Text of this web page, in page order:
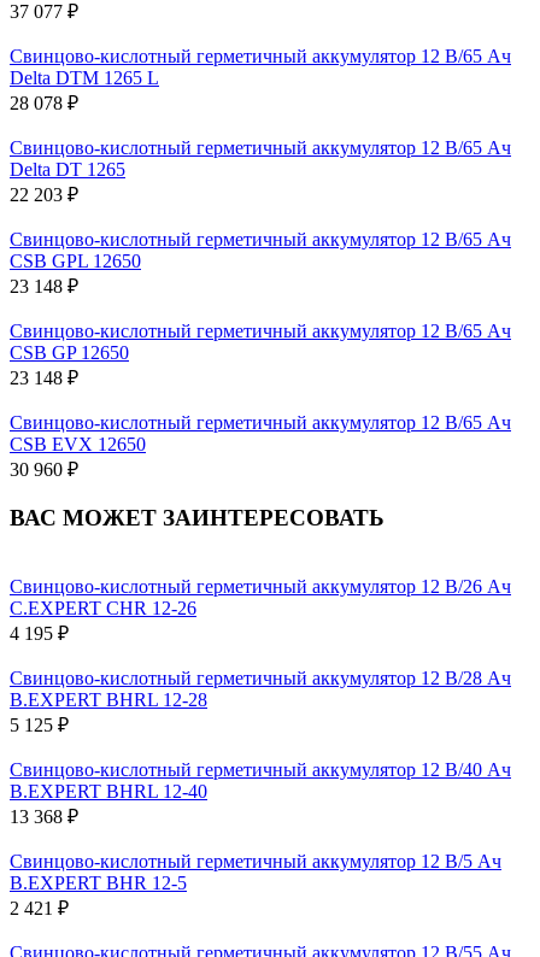
37 077 ₽
Свинцово-кислотный герметичный аккумулятор 12 В/65 Ач
Delta DTM 1265 L
28 078 ₽
Свинцово-кислотный герметичный аккумулятор 12 В/65 Ач
Delta DT 1265
22 203 ₽
Свинцово-кислотный герметичный аккумулятор 12 В/65 Ач
CSB GPL 12650
23 148 ₽
Свинцово-кислотный герметичный аккумулятор 12 В/65 Ач
CSB GP 12650
23 148 ₽
Свинцово-кислотный герметичный аккумулятор 12 В/65 Ач
CSB EVX 12650
30 960 ₽
ВАС МОЖЕТ ЗАИНТЕРЕСОВАТЬ
Свинцово-кислотный герметичный аккумулятор 12 В/26 Ач
C.EXPERT CHR 12-26
4 195 ₽
Свинцово-кислотный герметичный аккумулятор 12 В/28 Ач
B.EXPERT BHRL 12-28
5 125 ₽
Свинцово-кислотный герметичный аккумулятор 12 В/40 Ач
B.EXPERT BHRL 12-40
13 368 ₽
Свинцово-кислотный герметичный аккумулятор 12 В/5 Ач
B.EXPERT BHR 12-5
2 421 ₽
Свинцово-кислотный герметичный аккумулятор 12 В/55 Ач